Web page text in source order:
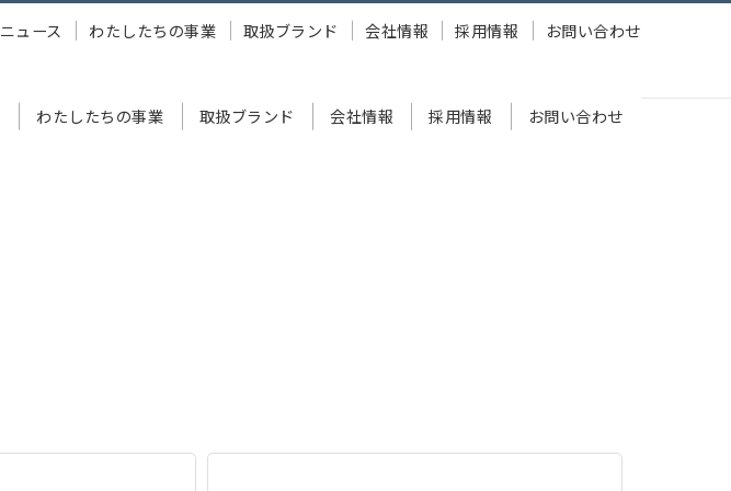
わたしたちの事業 取扱ブランド 会社情報 採用情報 お問い合わせ
ニュース わたしたちの事業 取扱ブランド 会社情報 採用情報 お問い合わせ